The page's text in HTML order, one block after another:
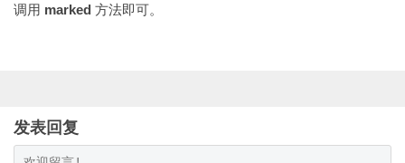
调用 marked 方法即可。
发表回复